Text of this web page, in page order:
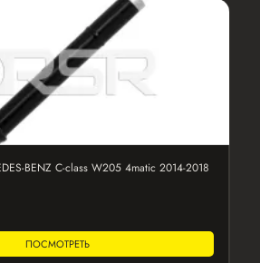
BENZ C-class W205 4matic 2014-2018
ПОСМОТРЕТЬ